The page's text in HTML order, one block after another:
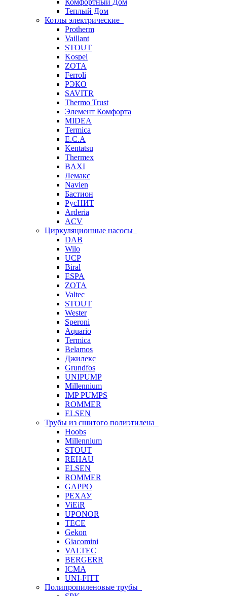
Комфортный Дом
Теплый Дом
Котлы электрические
Protherm
Vaillant
STOUT
Kospel
ZOTA
Ferroli
РЭКО
SAVITR
Thermo Trust
Элемент Комфорта
MIDEA
Termica
E.C.A
Kentatsu
Thermex
BAXI
Лемакс
Navien
Бастион
РусНИТ
Arderia
ACV
Циркуляционные насосы
DAB
Wilo
UCP
Biral
ESPA
ZOTA
Valtec
STOUT
Wester
Speroni
Aquario
Termica
Belamos
Джилекс
Grundfos
UNIPUMP
Millennium
IMP PUMPS
ROMMER
ELSEN
Трубы из сшитого полиэтилена
Hoobs
Millennium
STOUT
REHAU
ELSEN
ROMMER
GAPPO
РЕХАУ
ViEiR
UPONOR
TECE
Gekon
Giacomini
VALTEC
BERGERR
ICMA
UNI-FITT
Полипропиленовые трубы